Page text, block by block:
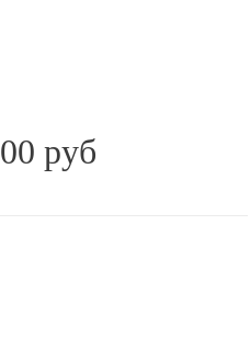
руб